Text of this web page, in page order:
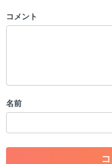
以下の書き込みを禁止とし
・一度削除された投稿
・アカウントの売買な
・各ゲームのネタバレ
・その他、管理者が不
コメント
名前